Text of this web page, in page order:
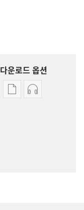
다운로드 옵션
출판물오디오